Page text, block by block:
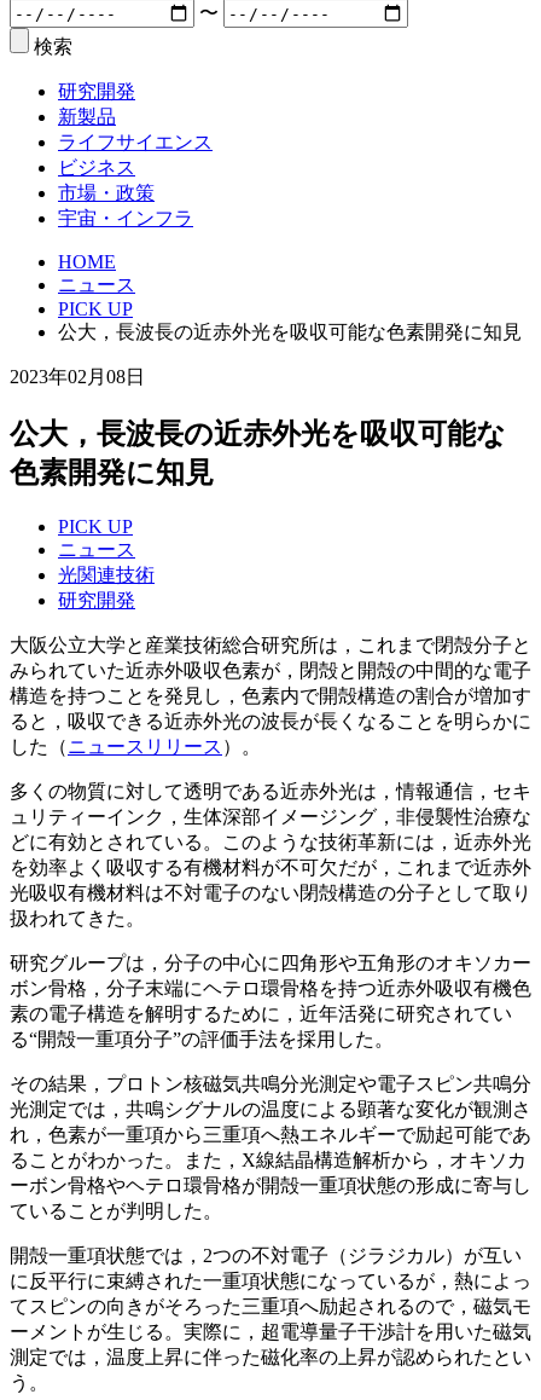
〜
検索
研究開発
新製品
ライフサイエンス
ビジネス
市場・政策
宇宙・インフラ
HOME
ニュース
PICK UP
公大，長波長の近赤外光を吸収可能な色素開発に知見
2023年02月08日
公大，長波長の近赤外光を吸収可能な
色素開発に知見
PICK UP
ニュース
光関連技術
研究開発
大阪公立大学と産業技術総合研究所は，これまで閉殻分子と
みられていた近赤外吸収色素が，閉殻と開殻の中間的な電子
構造を持つことを発見し，色素内で開殻構造の割合が増加す
ると，吸収できる近赤外光の波長が長くなることを明らかに
した（ニュースリリース ）。
多くの物質に対して透明である近赤外光は，情報通信，セキ
ュリティーインク，生体深部イメージング，非侵襲性治療な
どに有効とされている。このような技術革新には，近赤外光
を効率よく吸収する有機材料が不可欠だが，これまで近赤外
光吸収有機材料は不対電子のない閉殻構造の分子として取り
扱われてきた。
研究グループは，分子の中心に四角形や五角形のオキソカー
ボン骨格，分子末端にヘテロ環骨格を持つ近赤外吸収有機色
素の電子構造を解明するために，近年活発に研究されてい
る“開殻一重項分子”の評価手法を採用した。
その結果，プロトン核磁気共鳴分光測定や電子スピン共鳴分
光測定では，共鳴シグナルの温度による顕著な変化が観測さ
れ，色素が一重項から三重項へ熱エネルギーで励起可能であ
ることがわかった。また，X線結晶構造解析から，オキソカ
ーボン骨格やヘテロ環骨格が開殻一重項状態の形成に寄与し
ていることが判明した。
開殻一重項状態では，2つの不対電子（ジラジカル）が互い
に反平行に束縛された一重項状態になっているが，熱によっ
てスピンの向きがそろった三重項へ励起されるので，磁気モ
ーメントが生じる。実際に，超電導量子干渉計を用いた磁気
測定では，温度上昇に伴った磁化率の上昇が認められたとい
う。